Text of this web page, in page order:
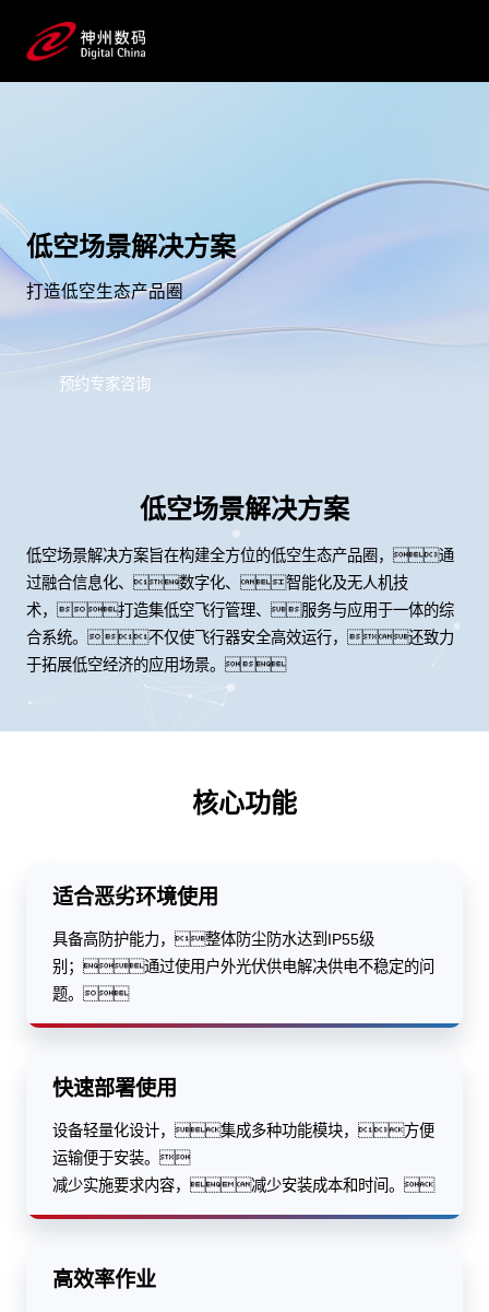
低空场景解决方案
打造低空生态产品圈
预约专家咨询
低空场景解决方案
低空场景解决方案旨在构建全方位的低空生态产品圈，通
过融合信息化、数字化、智能化及无人机技
术，打造集低空飞行管理、服务与应用于一体的综
合系统。不仅使飞行器安全高效运行，还致力
于拓展低空经济的应用场景。
核心功能
适合恶劣环境使用
具备高防护能力，整体防尘防水达到IP55级
别；通过使用户外光伏供电解决供电不稳定的问
题。
快速部署使用
设备轻量化设计，集成多种功能模块，方便
运输便于安装。
减少实施要求内容，减少安装成本和时间。
高效率作业